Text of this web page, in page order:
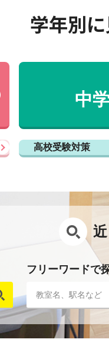
学年別
中
高校受験対策
フリーワードで